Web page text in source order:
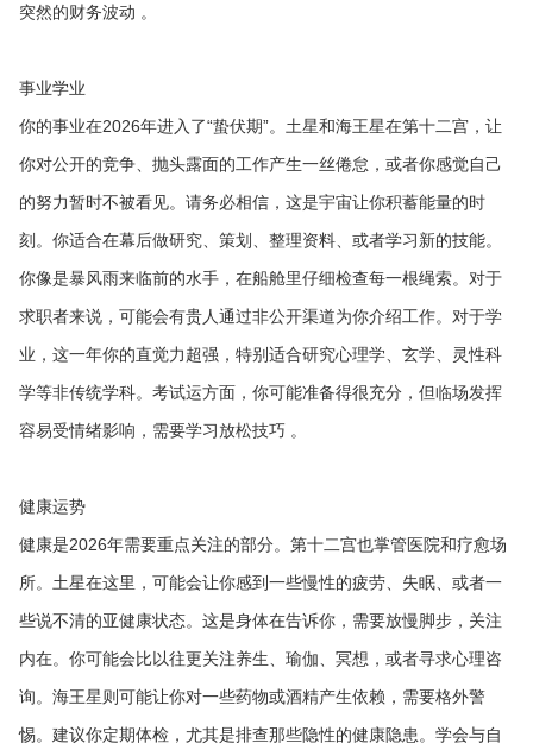
突然的财务波动 。
事业学业
你的事业在2026年进入了“蛰伏期”。土星和海王星在第十二宫，让
你对公开的竞争、抛头露面的工作产生一丝倦怠，或者你感觉自己
的努力暂时不被看见。请务必相信，这是宇宙让你积蓄能量的时
刻。你适合在幕后做研究、策划、整理资料、或者学习新的技能。
你像是暴风雨来临前的水手，在船舱里仔细检查每一根绳索。对于
求职者来说，可能会有贵人通过非公开渠道为你介绍工作。对于学
业，这一年你的直觉力超强，特别适合研究心理学、玄学、灵性科
学等非传统学科。考试运方面，你可能准备得很充分，但临场发挥
容易受情绪影响，需要学习放松技巧 。
健康运势
健康是2026年需要重点关注的部分。第十二宫也掌管医院和疗愈场
所。土星在这里，可能会让你感到一些慢性的疲劳、失眠、或者一
些说不清的亚健康状态。这是身体在告诉你，需要放慢脚步，关注
内在。你可能会比以往更关注养生、瑜伽、冥想，或者寻求心理咨
询。海王星则可能让你对一些药物或酒精产生依赖，需要格外警
惕。建议你定期体检，尤其是排查那些隐性的健康隐患。学会与自